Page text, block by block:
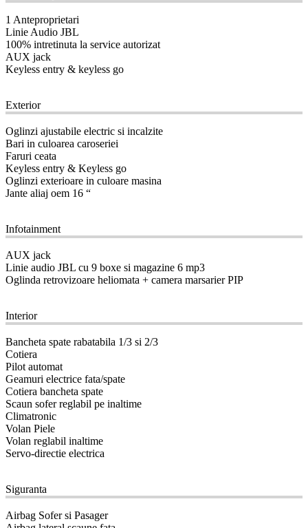
1 Anteproprietari
Linie Audio JBL
100% intretinuta la service autorizat
AUX jack
Keyless entry & keyless go
Exterior
Oglinzi ajustabile electric si incalzite
Bari in culoarea caroseriei
Faruri ceata
Keyless entry & Keyless go
Oglinzi exterioare in culoare masina
Jante aliaj oem 16 “
Infotainment
AUX jack
Linie audio JBL cu 9 boxe si magazine 6 mp3
Oglinda retrovizoare heliomata + camera marsarier PIP
Interior
Bancheta spate rabatabila 1/3 si 2/3
Cotiera
Pilot automat
Geamuri electrice fata/spate
Cotiera bancheta spate
Scaun sofer reglabil pe inaltime
Climatronic
Volan Piele
Volan reglabil inaltime
Servo-directie electrica
Siguranta
Airbag Sofer si Pasager